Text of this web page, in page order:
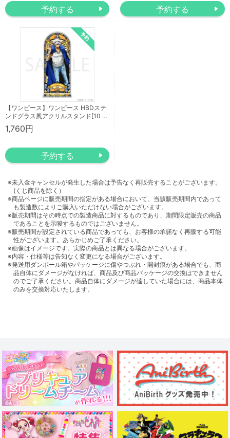
【ワンピース】ワンピース HBDステ
ンドグラス風アクリルスタンド[10 …
1,760円
※未入金キャンセルが発生した場合は予告なく再販売することがございます。
(くじ商品を除く）
※商品ページに販売期間の指定がある場合において、当該販売期間内であって
も製造数によりご購入いただけない場合がございます。
※販売期間はその時点での製造商品に対するものであり、期間限定販売の商品
であることを示唆するものではございません。
※販売期間が設定されている商品であっても、お客様の承諾なく再販する可能
性がございます。あらかじめご了承ください。
※画像はイメージです。実際の商品とは異なる場合がございます。
※内容・仕様等は告知なく変更になる場合がございます。
※発送用ダンボール箱やパッケージに傷やつぶれ・開封痕がある場合でも、商
品自体にダメージがなければ、商品及び商品パッケージの交換はできません
のでご了承ください。商品自体にダメージが達していた場合には、商品本体
のみを交換対応いたします。